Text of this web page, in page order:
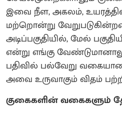
இவை நீள, அகலம், உயரத்தில்
மற்றொன்று
அடிப்பகுதியில், மேல்
என்று எங்கு
பதிவில் பல்வேறு
அவை உருவாகும் விதம்
குகைகளின் வகைகளும்